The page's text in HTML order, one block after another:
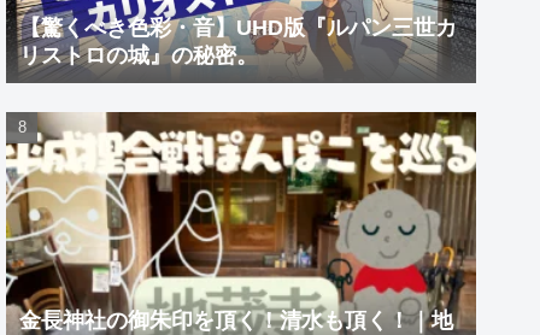
【驚くべき色彩・音】UHD版『ルパン三世カ
リストロの城』の秘密。
金長神社の御朱印を頂く！清水も頂く！｜地